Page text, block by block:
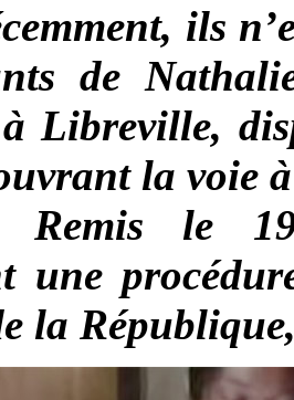
ils
de
Libreville,
la voie
Remis le
une
la